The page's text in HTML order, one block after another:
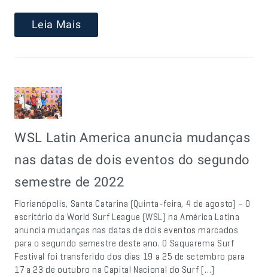
Leia Mais
WSL Latin America anuncia mudanças
nas datas de dois eventos do segundo
semestre de 2022
Florianópolis, Santa Catarina (Quinta-feira, 4 de agosto) – O
escritório da World Surf League (WSL) na América Latina
anuncia mudanças nas datas de dois eventos marcados
para o segundo semestre deste ano. O Saquarema Surf
Festival foi transferido dos dias 19 a 25 de setembro para
17 a 23 de outubro na Capital Nacional do Surf […]